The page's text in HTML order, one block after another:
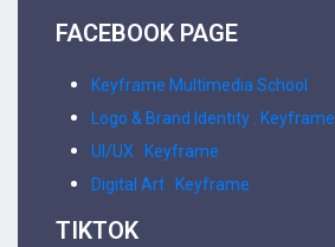
FACEBOOK PAGE
Keyframe Multimedia School
Logo & Brand Identity . Keyframe
UI/UX . Keyframe
Digital Art . Keyframe
TIKTOK